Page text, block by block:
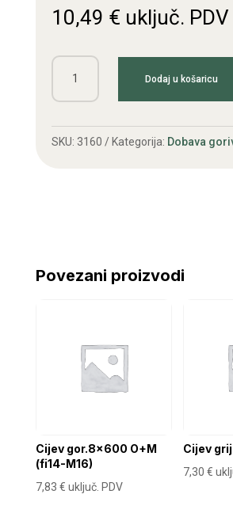
10,49 € uključ. PDV
Uložak
560
Dodaj u košaricu
SKU: 3160 Kategorija: Dobava
Povezani proizvodi
Cijev gor.8×600 O+M
(fi14-M16)
7,83 € uključ. PDV
Cijev
7,30€